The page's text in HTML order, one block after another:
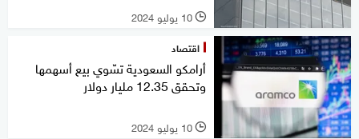
l 10 يوليو 2024
اقتصاد
أرامكو السعودية تسّوي بيع أسهمها
وتحقق 12.35 مليار دولار
l 10 يوليو 2024